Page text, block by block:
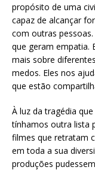
propósito de uma
capaz de alcançar
com outras
que geram empatia.
mais sobre
medos. Eles nos
que estão
À luz da tragédia
tínhamos outra lista
filmes que retratam
em toda a sua
produções